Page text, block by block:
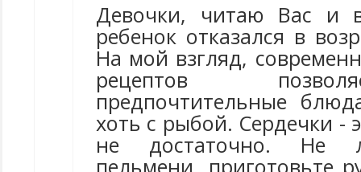
Девочки, читаю Вас и
ребенок отказался в
На мой взгляд,
рецептов
предпочтительные
хоть с рыбой. Сердечки -
не достаточно. Не
пельмени, приготовьте